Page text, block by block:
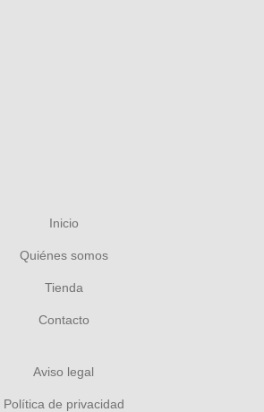
Inicio
Quiénes somos
Tienda
Contacto
Aviso legal
Política de privacidad